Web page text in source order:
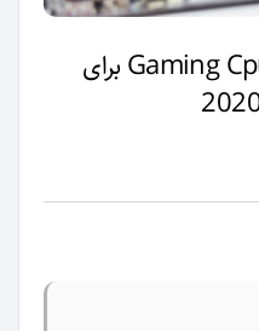
راهنمای تخصصی خرید Gaming Cpu برای